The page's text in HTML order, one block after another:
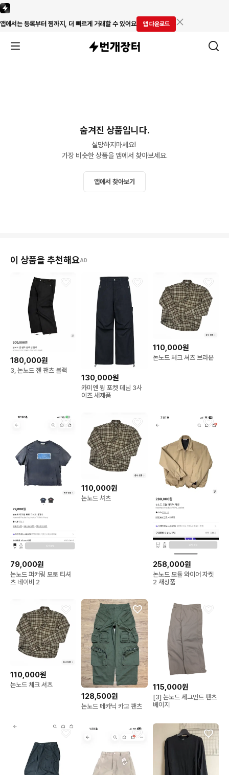
앱에서는 등록부터 찜까지, 더 빠르게 거래할 수 있어요 앱 다운로드
숨겨진 상품입니다.
실망하지마세요!
가장 비슷한 상품을 앱에서 찾아보세요.
앱에서 찾아보기
이 상품을 추천해요AD
180,000원
3, 논노드 젠 팬츠 블랙
130,000원
카미엔 윙 포켓 데님 3사
이즈 새제품
110,000원
논노드 체크 셔츠 브라운
79,000원
논노드 퍼커링 모토 티셔
츠 네이비 2
110,000원
논노드 셔츠
258,000원
논노드 모듈 와이어 자켓
2 새상품
110,000원
논노드 체크 셔츠
128,500원
논노드 메카닉 카고 팬츠
115,000원
[3] 논노드 세그먼트 팬츠
베이지